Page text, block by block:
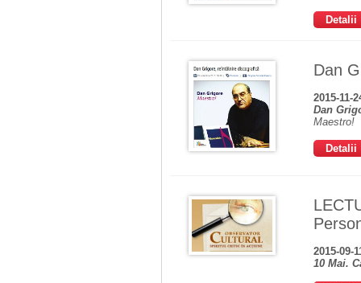
Detalii
Dan
2015-11-
Dan
Maestro!
Detalii
2015-09-
10 Mai.